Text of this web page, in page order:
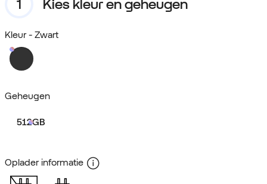
Kies kleur en geheugen
Kleur - Zwart
Geheugen
512GB
Oplader informatie